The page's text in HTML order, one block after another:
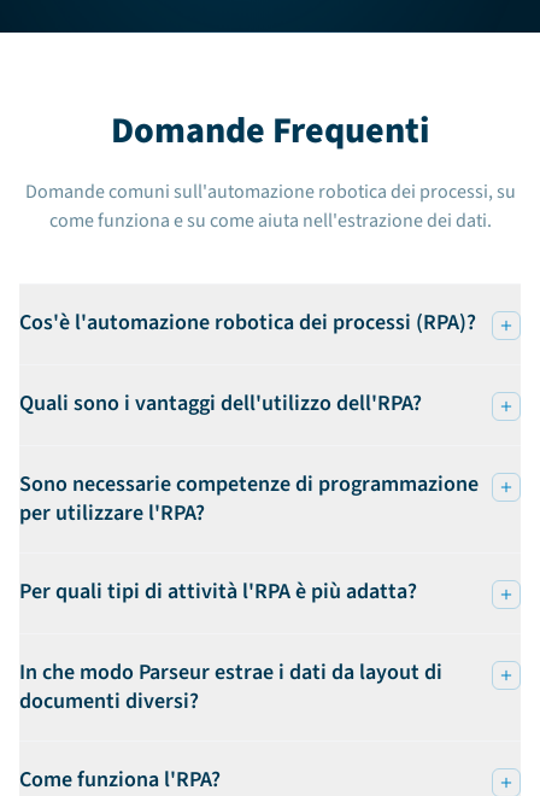
Domande Frequenti
Domande comuni sull'automazione robotica dei processi, su
come funziona e su come aiuta nell'estrazione dei dati.
Cos'è l'automazione robotica dei processi (RPA)?
Quali sono i vantaggi dell'utilizzo dell'RPA?
Sono necessarie competenze di programmazione
per utilizzare l'RPA?
Per quali tipi di attività l'RPA è più adatta?
In che modo Parseur estrae i dati da layout di
documenti diversi?
Come funziona l'RPA?